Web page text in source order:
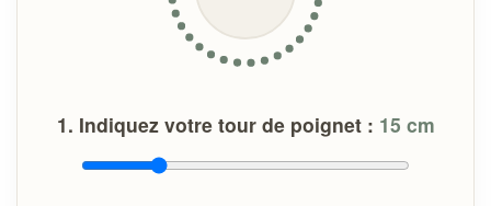
En cas de problème avec votre bracelet :
1. Indiquez votre tour de poignet : 15 cm